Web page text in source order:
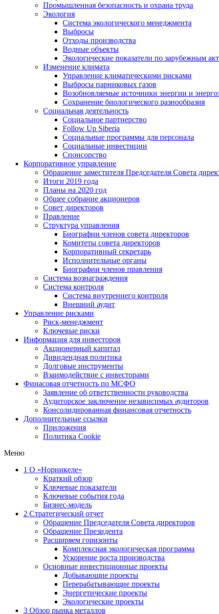
Промышленная безопасность и охрана труда
Экология
Система экологического менеджмента
Выбросы
Отходы производства
Водные объекты
Экологические показатели по зарубежным
Изменение климата
Управление климатическими рисками
Выбросы парниковых газов
Возобновляемые источники энергии и
Сохранение биологического разнообразия
Социальная деятельность
Социальное партнерство
Follow Up Siberia
Социальные программы для персонала
Социальные инвестиции
Спонсорство
Корпоративное управление
Обращение заместителя Председателя Совета
Итоги 2019 года
Планы на 2020 год
Общее собрание акционеров
Совет директоров
Правление
Структура управления
Биографии членов совета директоров
Комитеты совета директоров
Корпоративный секретарь
Исполнительные органы
Биографии членов правления
Система вознаграждения
Система контроля
Система внутреннего контроля
Внешний аудит
Управление рисками
Риск-менеджмент
Ключевые риски
Информация для инвесторов
Акционерный капитал
Дивидендная политика
Долговые инструменты
Взаимодействие с инвеcторами
Финасовая отчетность по МСФО
Заявление об ответственности руководства
Аудиторское заключение независимых аудиторов
Консолидированная финансовая отчетность
Дополнительные ссылки
Приложения
Политика Cookie
Меню
1 О «Норникеле»
Краткий обзор
Ключевые показатели
Ключевые события года
Бизнес-модель
2 Стратегический отчет
Обращение Председателя Совета директоров
Обращение Президента
Расширяем горизонты
Комплексная экологическая программа
Ускорение роста производства
Основные инвестиционные проекты
Добывающие проекты
Перерабатывающие проекты
Энергетические проекты
Экологические проекты
3 Обзор рынка металлов